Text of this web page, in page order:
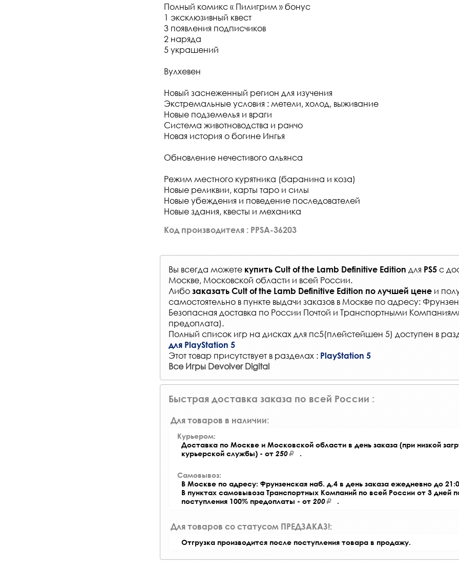
Полный комикс « Пилигрим » бонус
1 эксклюзивный квест
3 появления подписчиков
2 наряда
5 украшений
Вулхевен
Новый заснеженный регион для изучения
Экстремальные условия : метели, холод, выживание
Новые подземелья и враги
Система животноводства и ранчо
Новая история о богине Ингья
Обновление нечестивого альянса
Режим местного курятника (баранина и коза)
Новые реликвии, карты таро и силы
Новые убеждения и поведение последователей
Новые здания, квесты и механика
Код производителя : PPSA-36203
Вы всегда можете купить Cult of the Lamb Definitive Edition для PS5 с
Москве, Московской области и всей России.
Либо заказать Cult of the Lamb Definitive Edition по лучшей цене и
самостоятельно в пункте выдачи заказов в Москве по адресу:
Безопасная доставка по России Почтой и Транспортными
предоплата).
Полный список игр на дисках для пс5(плейстейшен 5) доступен в
для PlayStation 5
Этот товар присутствует в разделах : PlayStation 5
Все Игры Devolver Digital
Быстрая доставка заказа по всей России :
Для товаров в наличии:
Курьером:
Доставка по Москве и Московской области в день заказа (при низкой
курьерской службы) - от 250 .
Самовывоз:
В Москве по адресу: Фрунзенская наб. д.4 в день заказа ежедневно до
В пунктах самовывоза Транспортных Компаний по всей России от 3 дней
поступления 100% предоплаты - от 200 .
Для товаров со статусом ПРЕДЗАКАЗ!:
Отгрузка производится после поступления товара в продажу.